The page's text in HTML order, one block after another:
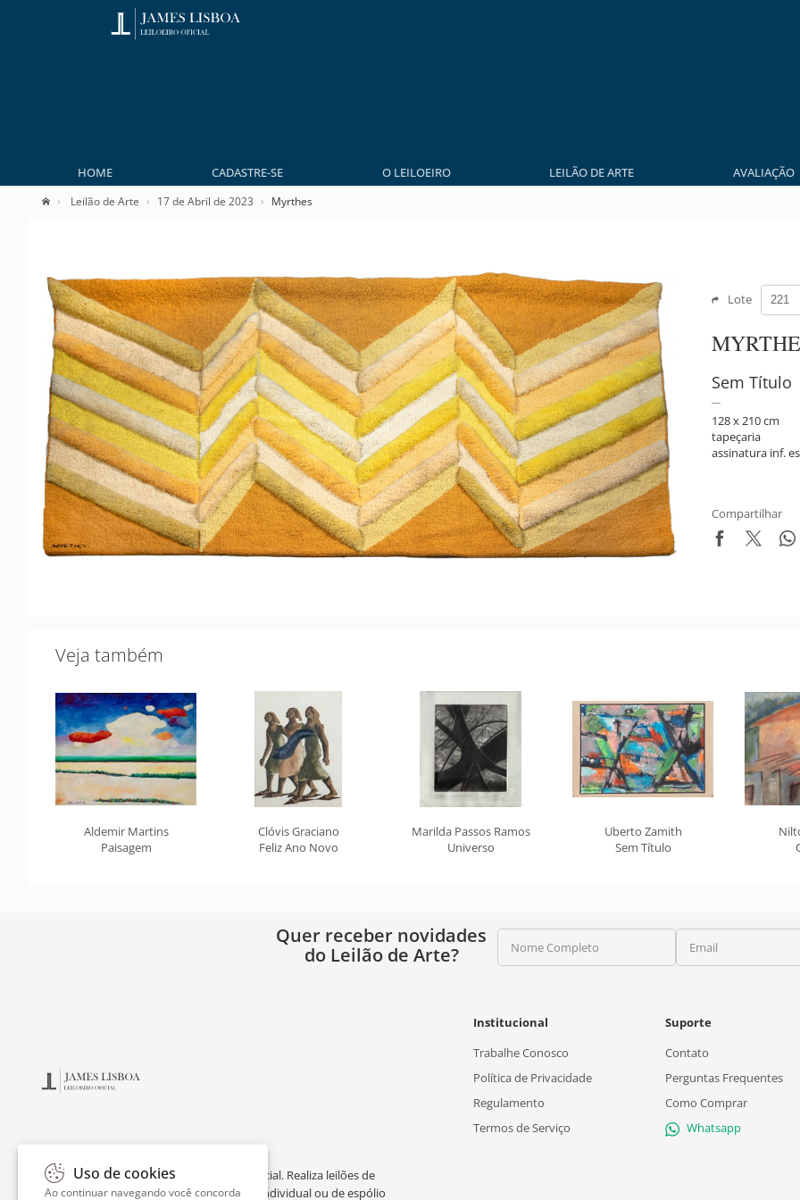
HOME CADASTRE-SE O LEILOEIRO LEILÃO DE ARTE AVALIAÇÃO
Leilão de Arte 17 de Abril de 2023 Myrthes
Lote
Sem Título
128 x 210 cm
tapeçaria
assinatura inf.
Compartilhar
Veja também
Aldemir Martins
Paisagem
Clóvis Graciano
Feliz Ano Novo
Marilda Passos Ramos
Universo
Uberto Zamith
Sem Título
Quer receber novidades
do Leilão de Arte?
Nome Completo Email
James Lisboa é leiloeiro oficial e perito judicial. Realiza leilões de
obras de arte online, avaliação de acervo individual ou de espólio
Institucional
Trabalhe Conosco
Política de Privacidade
Regulamento
Termos de Serviço
Suporte
Contato
Perguntas Frequentes
Como Comprar
Whatsapp
Uso de cookies
Ao continuar navegando você concorda